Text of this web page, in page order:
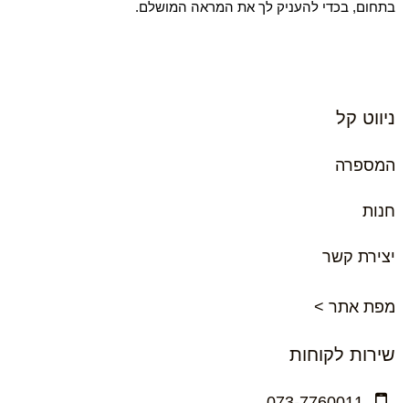
בתחום, בכדי להעניק לך את המראה המושלם.
ניווט קל
המספרה
חנות
יצירת קשר
מפת אתר >
שירות לקוחות